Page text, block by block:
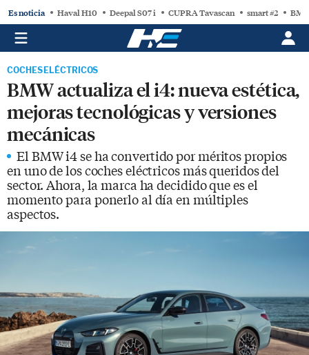
Es noticia Haval H10 Deepal S07 i CUPRA Tavascan smart #2
COCHES ELÉCTRICOS
BMW actualiza el i4: nueva estética,
mejoras tecnológicas y versiones
mecánicas
El BMW i4 se ha convertido por méritos propios
en uno de los coches eléctricos más queridos del
sector. Ahora, la marca ha decidido que es el
momento para ponerlo al día en múltiples
aspectos.